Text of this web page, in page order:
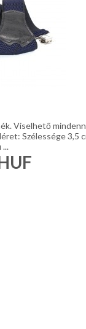
Viselhető
Szélessége 3,5